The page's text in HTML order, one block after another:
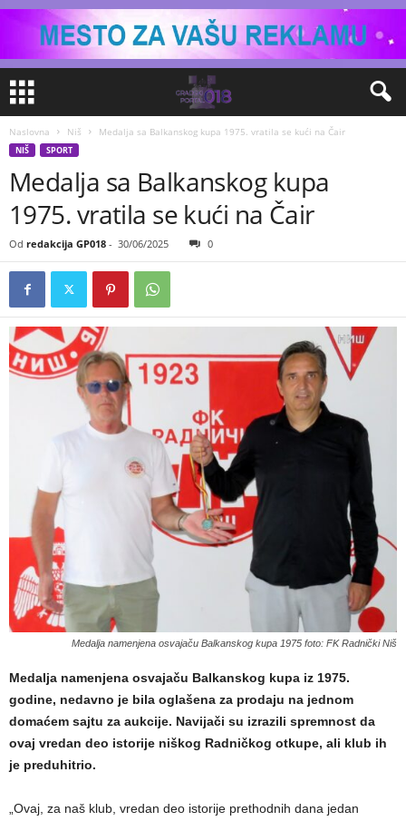
Naslovna Niš Medalja sa Balkanskog kupa 1975. vratila se kući na Čair
NIŠ SPORT
Medalja sa Balkanskog kupa
1975. vratila se kući na Čair
Od redakcija GP018 - 30/06/2025 0
Medalja namenjena osvajaču Balkanskog kupa 1975 foto: FK Radnički Niš
Medalja namenjena osvajaču Balkanskog kupa iz 1975.
godine, nedavno je bila oglašena za prodaju na jednom
domaćem sajtu za aukcije. Navijači su izrazili spremnost da
ovaj vredan deo istorije niškog Radničkog otkupe, ali klub ih
je preduhitrio.
„Ovaj, za naš klub, vredan deo istorije prethodnih dana jedan